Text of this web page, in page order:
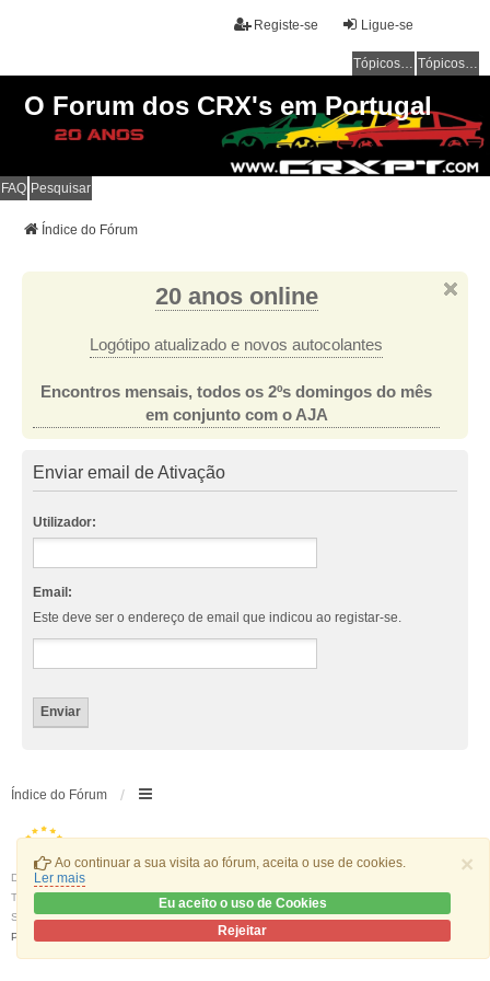
×
Ao continuar a sua visita ao fórum, aceita o use de cookies.
Ler mais
Eu aceito o uso de Cookies
Rejeitar
Ligue-se
Registe-se
Tópicos sem resposta Tópicos ativos
O Forum dos CRX's em Portugal
FAQ Pesquisar
Índice do Fórum
20 anos online
Logótipo atualizado e novos autocolantes
Encontros mensais, todos os 2ºs domingos do mês
em conjunto com o AJA
Enviar email de Ativação
Utilizador:
Email:
Este deve ser o endereço de email que indicou ao registar-se.
Índice do Fórum
Desenvolvido por
Traduzido por:
phpBB Portugal
Stylewe_universalcreated by INVENTEA & v12mike
Privacidade